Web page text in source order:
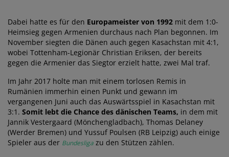
Dabei hatte es für den Europameister von 1992 mit dem 1:0-
Heimsieg gegen Armenien durchaus nach Plan begonnen. Im
November siegten die Dänen auch gegen Kasachstan mit 4:1,
wobei Tottenham-Legionär Christian Eriksen, der bereits
gegen die Armenier das Siegtor erzielt hatte, zwei Mal traf.
Im Jahr 2017 holte man mit einem torlosen Remis in
Rumänien immerhin einen Punkt und gewann im
vergangenen Juni auch das Auswärtsspiel in Kasachstan mit
3:1. Somit lebt die Chance des dänischen Teams, in dem mit
Jannik Vestergaard (Mönchengladbach), Thomas Delaney
(Werder Bremen) und Yussuf Poulsen (RB Leipzig) auch einige
Spieler aus der Bundesliga zu den Stützen zählen.